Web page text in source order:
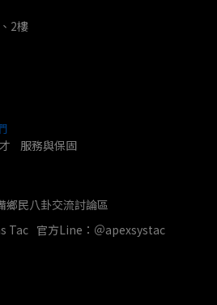
2樓
服務與保固
鄉民八卦交流討論區
Tac 官方Line：＠apexsystac